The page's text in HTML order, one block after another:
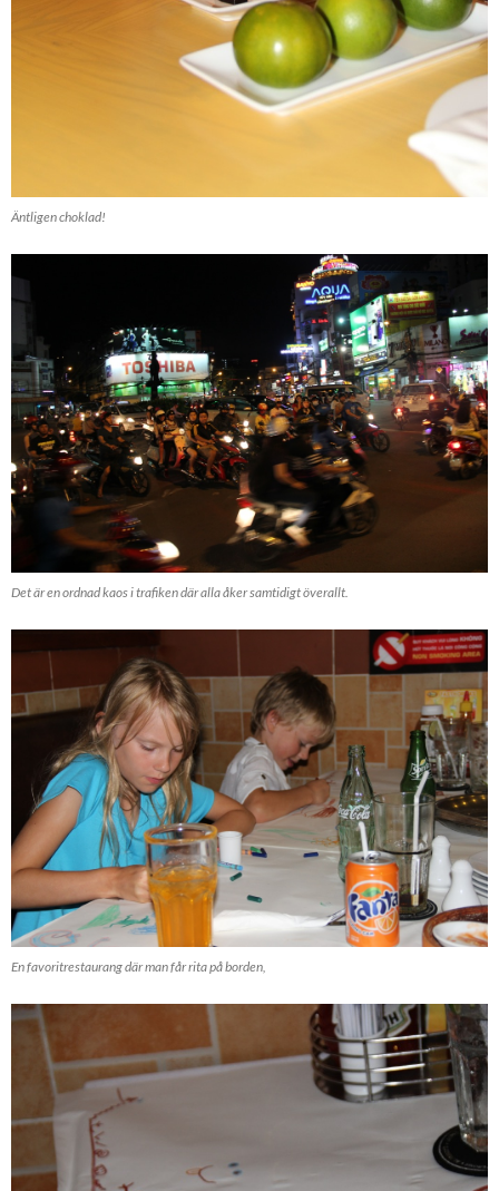
Äntligen choklad!
Det är en ordnad kaos i trafiken där alla åker samtidigt överallt.
En favoritrestaurang där man får rita på borden,